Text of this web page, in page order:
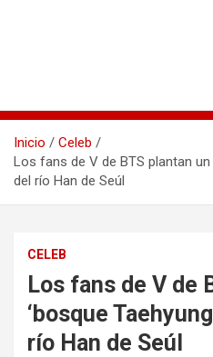
Inicio
Celeb
Los fans de V de BTS plantan un
del río Han de Seúl
CELEB
Los fans de V de
‘bosque
río Han de Seúl